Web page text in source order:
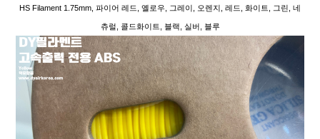
HS Filament 1.75mm, 파이어 레드, 옐로우, 그레이, 오렌지, 레드, 화이트, 그린, 네
츄럴, 콜드화이트, 블랙, 실버, 블루